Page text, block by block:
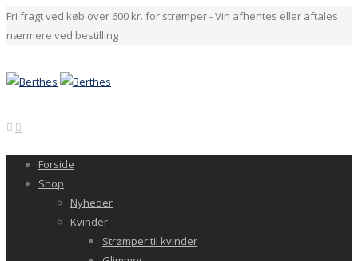
Fri fragt ved køb over 600 kr. for strømper - Vin afhentes eller aftales
nærmere ved bestilling
Forside
Shop
Nyheder
Kvinder
Strømper til kvinder